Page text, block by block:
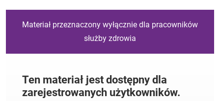
Materiał przeznaczony wyłącznie dla pracowników
służby zdrowia
Ten materiał jest dostępny dla
zarejestrowanych użytkowników.